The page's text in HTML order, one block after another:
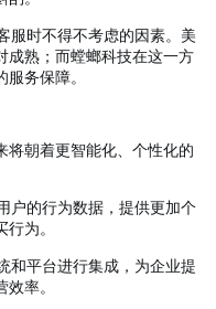
服时不得不考虑的因素。美
成熟；而螳螂科技在这一方
务保障。
朝着更智能化、个性化的
户的行为数据，提供更加个
为。
和平台进行集成，为企业提
率。